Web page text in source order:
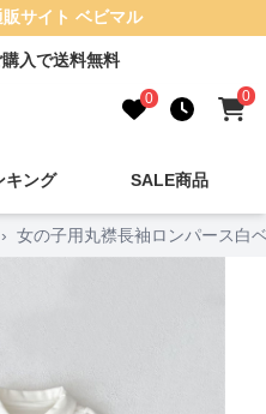
サイト ベビマル
入で送料無料
0 0
キング SALE商品
› 女の子用丸襟長袖ロンパース白